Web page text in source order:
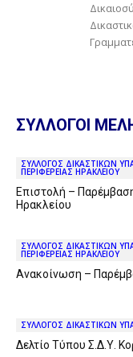
ΣΥΛΛΟΓΟΙ
ΣΥΛΛΟΓΟΣ ΔΙΚΑΣΤΙΚΩΝ
ΠΕΡΙΦΕΡΕΙΑΣ ΗΡΑΚΛΕΙΟΥ
Επιστολή –
Ηρακλείου
ΣΥΛΛΟΓΟΣ ΔΙΚΑΣΤΙΚΩΝ
ΠΕΡΙΦΕΡΕΙΑΣ ΗΡΑΚΛΕΙΟΥ
Ανακοίνωση –
ΣΥΛΛΟΓΟΣ ΔΙΚΑΣΤΙΚΩΝ
Δελτίο Τύπου Σ.Δ.Υ.